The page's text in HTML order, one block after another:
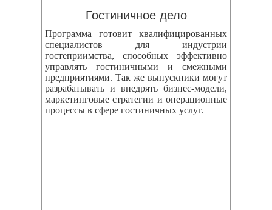
Гостиничное дело
Программа готовит квалифицированных
специалистов для индустрии
гостеприимства, способных эффективно
управлять гостиничными и смежными
предприятиями. Так же выпускники могут
разрабатывать и внедрять бизнес‑модели,
маркетинговые стратегии и операционные
процессы в сфере гостиничных услуг.